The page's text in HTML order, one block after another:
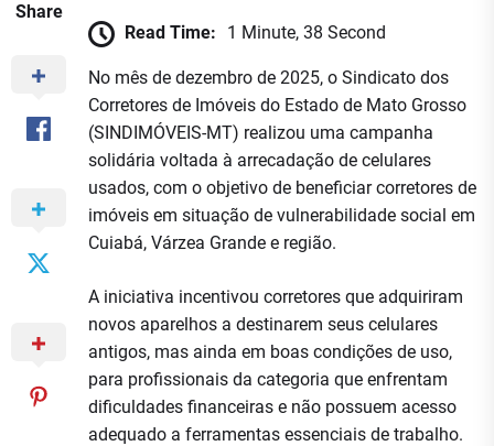
Share
Read Time:
1 Minute, 38 Second
No mês de dezembro de 2025, o Sindicato dos
Corretores de Imóveis do Estado de Mato Grosso
(SINDIMÓVEIS-MT) realizou uma campanha
solidária voltada à arrecadação de celulares
usados, com o objetivo de beneficiar corretores de
imóveis em situação de vulnerabilidade social em
Cuiabá, Várzea Grande e região.
A iniciativa incentivou corretores que adquiriram
novos aparelhos a destinarem seus celulares
antigos, mas ainda em boas condições de uso,
para profissionais da categoria que enfrentam
dificuldades financeiras e não possuem acesso
adequado a ferramentas essenciais de trabalho.